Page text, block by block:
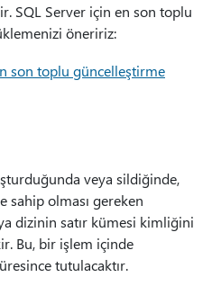
SQL Server için en son toplu
öneririz:
son toplu güncelleştirme
veya sildiğinde,
sahip olması gereken
dizinin satır kümesi kimliğini
Bu, bir işlem içinde
tutulacaktır.